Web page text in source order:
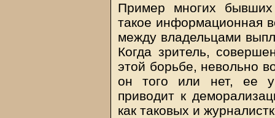
Пример многих бывших
такое информационная
между владельцами
Когда зритель,
этой борьбе, невольно
он того или нет, ее
приводит к
как таковых и